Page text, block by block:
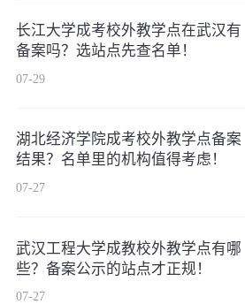
长江大学成考校外教学点在武汉有
备案吗？选站点先查名单！
07-29
湖北经济学院成考校外教学点备案
结果？名单里的机构值得考虑！
07-27
武汉工程大学成教校外教学点有哪
些？备案公示的站点才正规！
07-27